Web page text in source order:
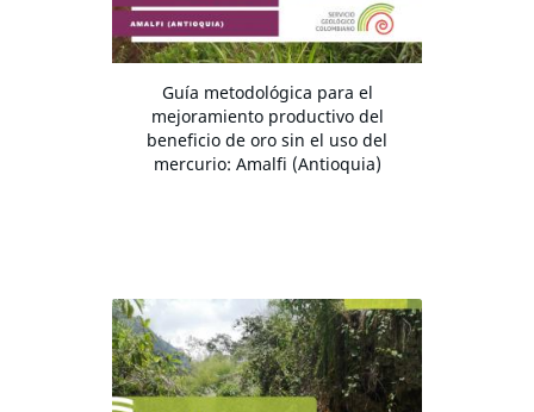
Guía metodológica para el
mejoramiento productivo del
beneficio de oro sin el uso del
mercurio: Amalfi (Antioquia)